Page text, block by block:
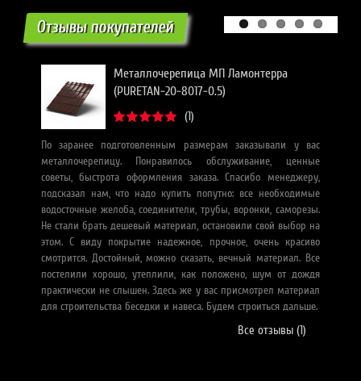
Отзывы покупателей
Металлочерепица МП Ламонтерра
(PURETAN-20-8017-0.5)
(1)
По заранее подготовленным размерам заказывали у вас
металлочерепицу. Понравилось обслуживание, ценные
советы, быстрота оформления заказа. Спасибо менеджеру,
подсказал нам, что надо купить попутно: все необходимые
водосточные желоба, соединители, трубы, воронки, саморезы.
Не стали брать дешевый материал, остановили свой выбор на
этом. С виду покрытие надежное, прочное, очень красиво
смотрится. Достойный, можно сказать, вечный материал. Все
постелили хорошо, утеплили, как положено, шум от дождя
практически не слышен. Здесь же у вас присмотрел материал
для строительства беседки и навеса. Будем строиться дальше.
Все отзывы (1)